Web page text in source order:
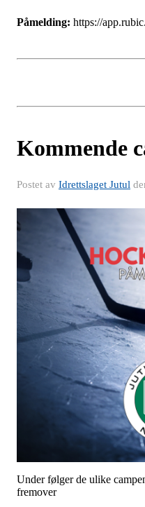
Påmelding: https://
Kommende
Postet av Idrettslaget Jutul
Under følger de ulike
fremover